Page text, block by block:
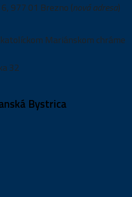
977 01 Brezno (nová adresa)
Mariánskom chráme
32
Bystrica